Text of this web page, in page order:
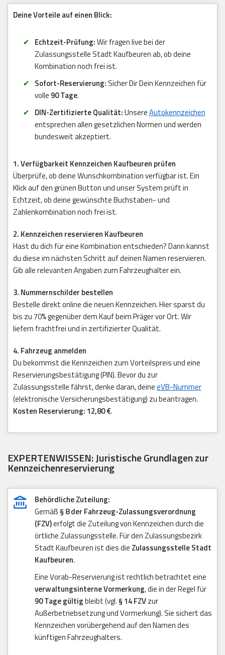
Deine Vorteile auf einen Blick:
Echtzeit-Prüfung:Wir fragen live bei der
Zulassungsstelle Stadt Kaufbeuren ab, ob deine
Kombination noch frei ist.
Sofort-Reservierung: Sicher Dir Dein Kennzeichen für
volle 90 Tage.
DIN-Zertifizierte Qualität:UnsereAutokennzeichen
entsprechen allen gesetzlichen Normen und werden
bundesweit akzeptiert.
1. Verfügbarkeit Kennzeichen Kaufbeuren prüfen
Überprüfe, ob deine Wunschkombination verfügbar ist. Ein
Klick auf den grünen Button und unser System prüft in
Echtzeit, ob deine gewünschte Buchstaben- und
Zahlenkombination noch frei ist.
2. Kennzeichen reservieren Kaufbeuren
Hast du dich für eine Kombination entschieden? Dann kannst
du diese im nächsten Schritt auf deinen Namen reservieren.
Gib alle relevanten Angaben zum Fahrzeughalter ein.
3. Nummernschilder bestellen
Bestelle direkt online die neuen Kennzeichen. Hier sparst du
bis zu 70% gegenüber dem Kauf beim Präger vor Ort. Wir
liefern frachtfrei und in zertifizierter Qualität.
4. Fahrzeug anmelden
Du bekommst die Kennzeichen zum Vorteilspreis und eine
Reservierungsbestätigung (PIN). Bevor du zur
Zulassungsstelle fährst, denke daran, deineeVB-Nummer
(elektronische Versicherungsbestätigung) zu beantragen.
Kosten Reservierung: 12,80 €.
EXPERTENWISSEN: Juristische Grundlagen zur
Kennzeichenreservierung
Behördliche Zuteilung:
Gemäß § 8 der Fahrzeug-Zulassungsverordnung
(FZV)erfolgt die Zuteilung von Kennzeichen durch die
örtliche Zulassungsstelle. Für den Zulassungsbezirk
Stadt Kaufbeuren ist dies die Zulassungsstelle Stadt
Kaufbeuren.
Eine Vorab-Reservierung ist rechtlich betrachtet eine
verwaltungsinterne Vormerkung, die in der Regel für
90 Tage gültigbleibt (vgl. § 14 FZVzur
Außerbetriebsetzung und Vormerkung). Sie sichert das
Kennzeichen vorübergehend auf den Namen des
künftigen Fahrzeughalters.